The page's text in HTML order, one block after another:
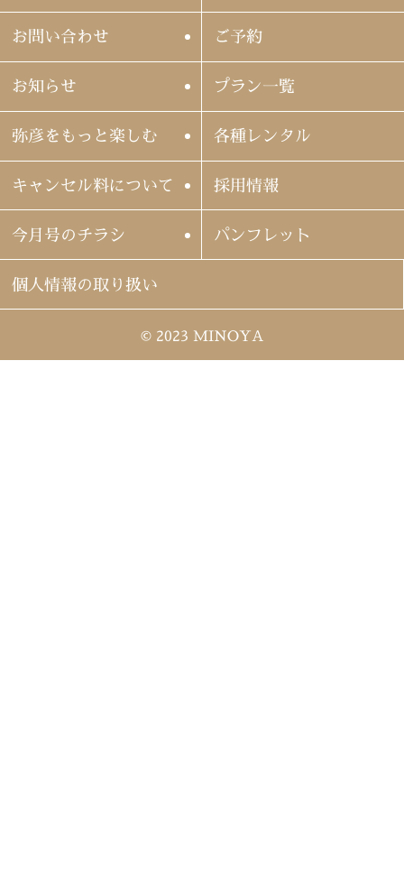
お問い合わせ ご予約
お知らせ プラン一覧
弥彦をもっと楽しむ 各種レンタル
キャンセル料について 採用情報
今月号のチラシ パンフレット
個人情報の取り扱い
© 2023 MINOYA